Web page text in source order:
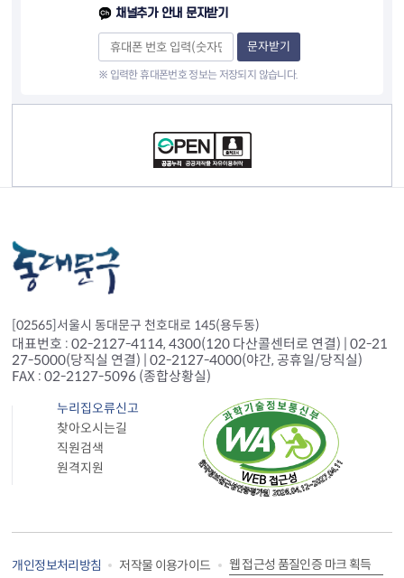
채널추가 안내 문자받기
문자받기
※ 입력한 휴대폰번호 정보는 저장되지 않습니다.
[02565]서울시 동대문구 천호대로 145(용두동)
대표번호 : 02-2127-4114, 4300(120 다산콜센터로 연결) | 02-21
27-5000(당직실 연결) | 02-2127-4000(야간, 공휴일/당직실)
FAX : 02-2127-5096 (종합상황실)
누리집오류신고
찾아오시는길
직원검색
원격지원
개인정보처리방침 저작물 이용가이드 웹 접근성 품질인증 마크 획득